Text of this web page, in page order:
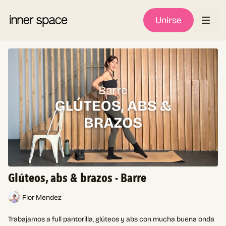
Unirse
Glúteos, abs & brazos - Barre
Flor Mendez
Trabajamos a full pantorilla, glúteos y abs con mucha buena onda